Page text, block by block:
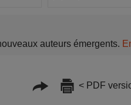
auteurs émergents.
< PDF